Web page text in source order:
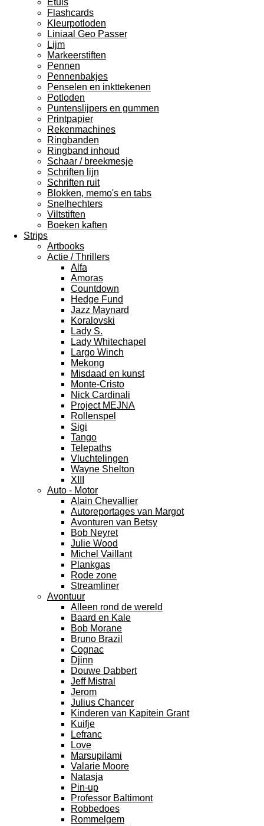
Etuis
Flashcards
Kleurpotloden
Liniaal Geo Passer
Lijm
Markeerstiften
Pennen
Pennenbakjes
Penselen en inkttekenen
Potloden
Puntenslijpers en gummen
Printpapier
Rekenmachines
Ringbanden
Ringband inhoud
Schaar / breekmesje
Schriften lijn
Schriften ruit
Blokken, memo's en tabs
Snelhechters
Viltstiften
Boeken kaften
Strips
Artbooks
Actie / Thrillers
Alfa
Amoras
Countdown
Hedge Fund
Jazz Maynard
Koralovski
Lady S.
Lady Whitechapel
Largo Winch
Mekong
Misdaad en kunst
Monte-Cristo
Nick Cardinali
Project MEJNA
Rollenspel
Sigi
Tango
Telepaths
Vluchtelingen
Wayne Shelton
XIII
Auto - Motor
Alain Chevallier
Autoreportages van Margot
Avonturen van Betsy
Bob Neyret
Julie Wood
Michel Vaillant
Plankgas
Rode zone
Streamliner
Avontuur
Alleen rond de wereld
Baard en Kale
Bob Morane
Bruno Brazil
Cognac
Djinn
Douwe Dabbert
Jeff Mistral
Jerom
Julius Chancer
Kinderen van Kapitein Grant
Kuifje
Lefranc
Love
Marsupilami
Valarie Moore
Natasja
Pin-up
Professor Baltimont
Robbedoes
Rommelgem